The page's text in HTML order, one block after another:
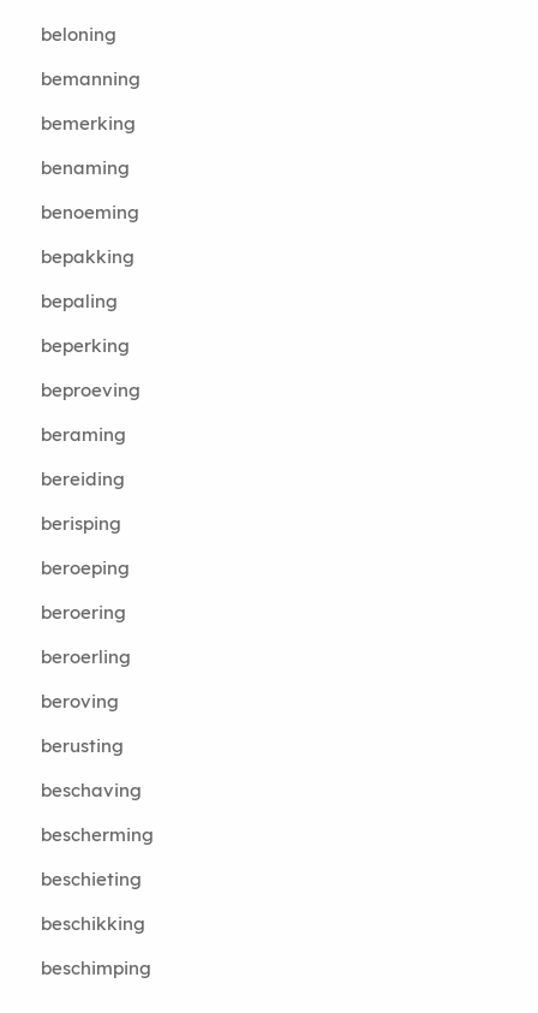
beloning
bemanning
bemerking
benaming
benoeming
bepakking
bepaling
beperking
beproeving
beraming
bereiding
berisping
beroeping
beroering
beroerling
beroving
berusting
beschaving
bescherming
beschieting
beschikking
beschimping